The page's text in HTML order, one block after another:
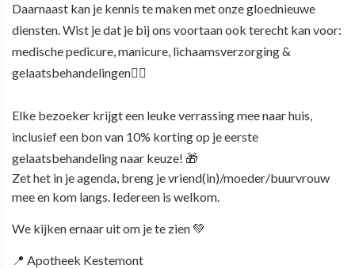
Daarnaast kan je kennis te maken met onze gloednieuwe
diensten. Wist je dat je bij ons voortaan ook terecht kan voor:
medische pedicure, manicure, lichaamsverzorging &
gelaatsbehandelingen💆‍♀️
Elke bezoeker krijgt een leuke verrassing mee naar huis,
inclusief een bon van 10% kortingop je eerste
gelaatsbehandeling naar keuze! 🎁
Zet het in je agenda, breng je vriend(in)/moeder/buurvrouw
mee en kom langs. Iedereen is welkom.
We kijken ernaar uit om je te zien 💚
📍 Apotheek Kestemont